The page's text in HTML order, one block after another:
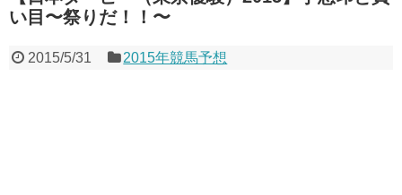
い目〜祭りだ！！〜
2015/5/31 2015年競馬予想